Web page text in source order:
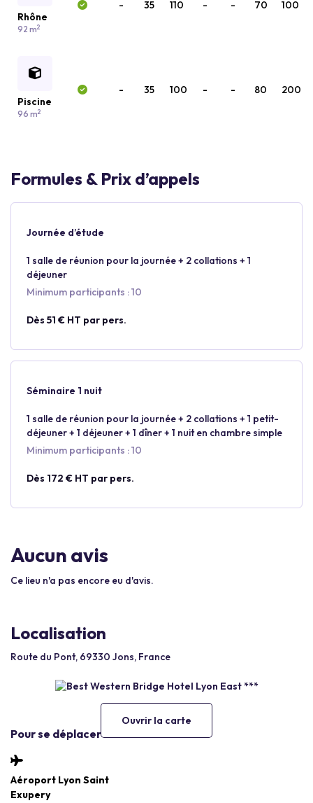
Rhône
92 m2
- 35 110 - - 70 100
Piscine
96 m2
- 35 100 - - 80 200
Formules & Prix d’appels
Journée d’étude
1 salle de réunion pour la journée + 2 collations + 1
déjeuner
Minimum participants : 10
Dès 51 € HT par pers.
Séminaire 1 nuit
1 salle de réunion pour la journée + 2 collations + 1 petit-
déjeuner + 1 déjeuner + 1 dîner + 1 nuit en chambre simple
Minimum participants : 10
Dès 172 € HT par pers.
Aucun avis
Ce lieu n'a pas encore eu d'avis.
Localisation
Route du Pont, 69330 Jons, France
Ouvrir la carte
Pour se déplacer
Aéroport Lyon Saint
Exupery